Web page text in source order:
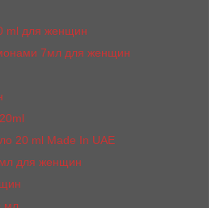
ml для женщин
7мл для женщин
20 ml Made In UAE
для женщин